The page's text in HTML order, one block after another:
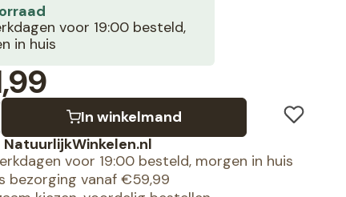
voor 19:00 besteld,
in huis
In winkelmand
NatuurlijkWinkelen.nl
voor 19:00 besteld, morgen in huis
bezorging vanaf €59,99